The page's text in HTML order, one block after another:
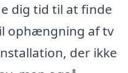
dig tid til at finde
ophængning af tv
der ikke